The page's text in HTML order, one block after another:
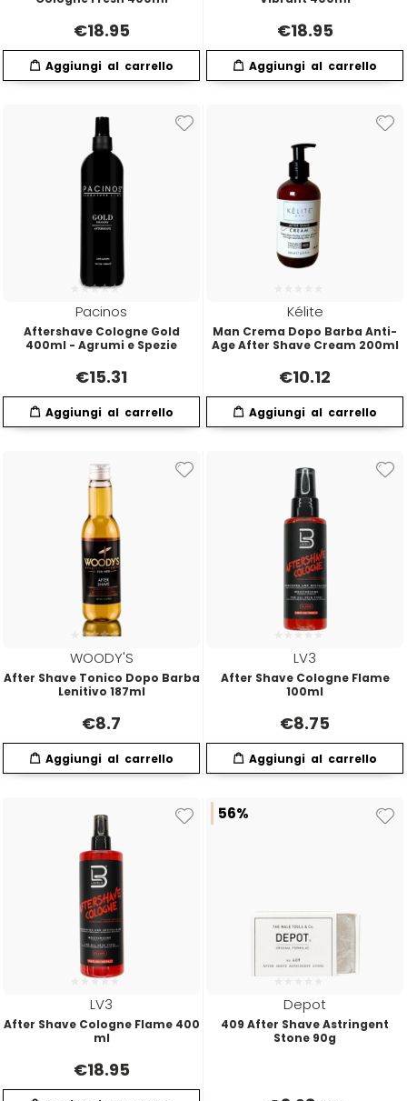
€18.95 €18.95
Pacinos
Aftershave Cologne Gold
400ml - Agrumi e Spezie
€15.31
Kélite
Man Crema Dopo Barba Anti-
Age After Shave Cream 200ml
€10.12
WOODY'S
After Shave Tonico Dopo Barba
Lenitivo 187ml
€8.7
LV3
After Shave Cologne Flame
100ml
€8.75
LV3
After Shave Cologne Flame 400
ml
€18.95
56%
Depot
409 After Shave Astringent
Stone 90g